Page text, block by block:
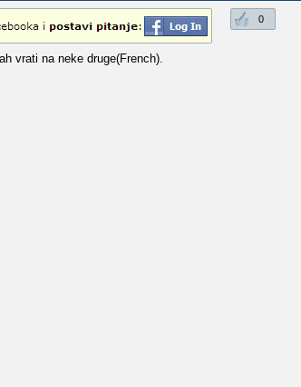
0
vrati na neke druge(French).